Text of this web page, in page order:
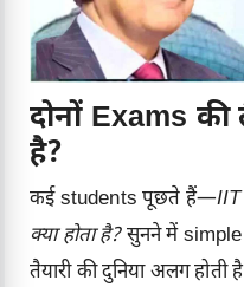
दोनों Exams की
है?
कई students पूछते हैं—
क्या होता है?सुनने में simple
तैयारी की दुनिया अलग